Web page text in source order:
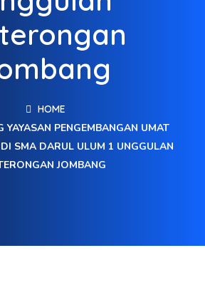
HOME
YAYASAN PENGEMBANGAN UMAT
SMA DARUL ULUM 1 UNGGULAN
JOMBANG